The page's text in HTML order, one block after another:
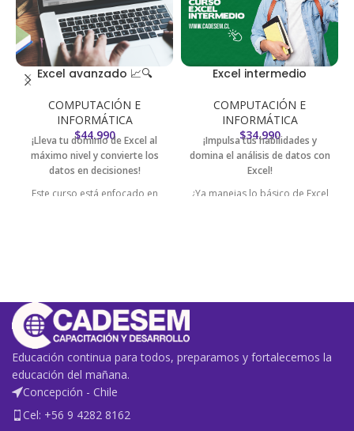
Excel avanzado 📈🔍
COMPUTACIÓN E
INFORMÁTICA
$44.990
¡Lleva tu dominio de Excel al
máximo nivel y convierte los
datos en decisiones!
Este curso está enfocado en
profesionales que necesitan
eficiencia, precisión y análisis
profundo de datosen su día a
día.
Excel intermedio
COMPUTACIÓN E
INFORMÁTICA
$34.990
¡Impulsa tus habilidades y
domina el análisis de datos con
Excel!
¿Ya manejas lo básico de Excel
Educación continua para todos, preparamos y fortalecemos la
educación del mañana.
Concepción - Chile
Cel: +56 9 4282 8162